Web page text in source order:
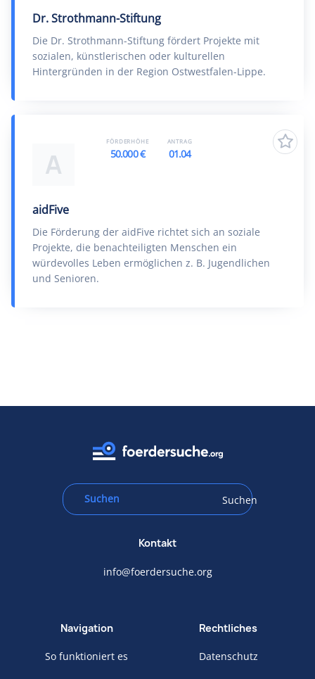
Dr. Strothmann-Stiftung
Die Dr. Strothmann-Stiftung fördert Projekte mit
sozialen, künstlerischen oder kulturellen
Hintergründen in der Region Ostwestfalen-Lippe.
A
aidFive
Die Förderung der aidFive richtet sich an soziale
Projekte, die benachteiligten Menschen ein
würdevolles Leben ermöglichen z. B. Jugendlichen
und Senioren.
FÖRDERHÖHE
50.000 €
ANTRAG
01.04
Suchen
Kontakt
info@foerdersuche.org
Navigation
So funktioniert es
Rechtliches
Datenschutz